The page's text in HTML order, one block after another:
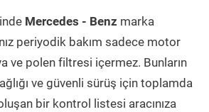
Mercedes - Benz marka
periyodik bakım sadece motor
ve polen filtresi içermez. Bunların
ve güvenli sürüş için toplamda
bir kontrol listesi aracınıza